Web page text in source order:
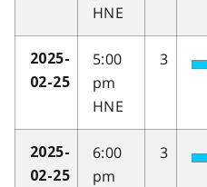
HNE
2025-
02-25
5:00
pm
HNE
3
2025-
02-25
6:00
pm
3